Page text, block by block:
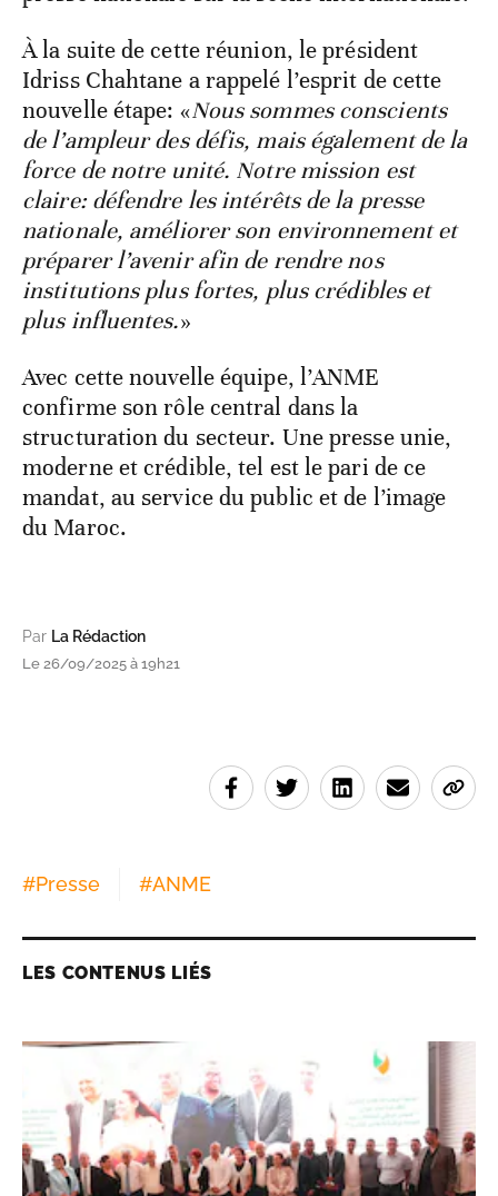
À la suite de cette réunion, le président
Idriss Chahtane a rappelé l’esprit de cette
nouvelle étape: «Nous sommes conscients
de l’ampleur des défis, mais également de la
force de notre unité. Notre mission est
claire: défendre les intérêts de la presse
nationale, améliorer son environnement et
préparer l’avenir afin de rendre nos
institutions plus fortes, plus crédibles et
plus influentes.»
Avec cette nouvelle équipe, l’ANME
confirme son rôle central dans la
structuration du secteur. Une presse unie,
moderne et crédible, tel est le pari de ce
mandat, au service du public et de l’image
du Maroc.
Par La Rédaction
Le 26/09/2025 à 19h21
#Presse #ANME
LES CONTENUS LIÉS